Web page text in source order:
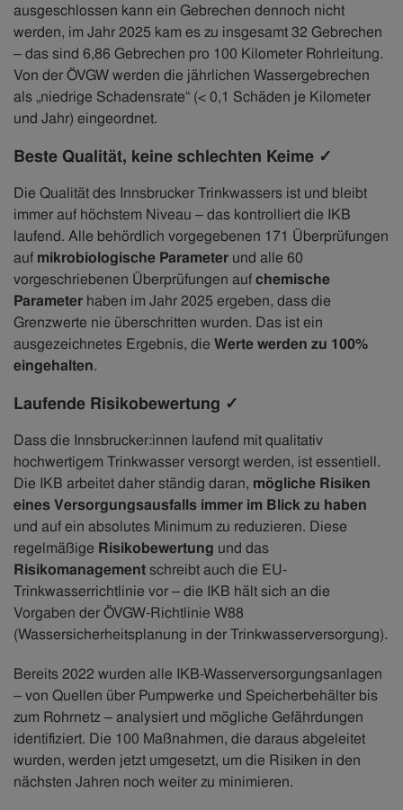
ausgeschlossen kann ein Gebrechen dennoch nicht
werden, im Jahr 2025 kam es zu insgesamt 32 Gebrechen
– das sind 6,86 Gebrechen pro 100 Kilometer Rohrleitung.
Von der ÖVGW werden die jährlichen Wassergebrechen
als „niedrige Schadensrate“ (< 0,1 Schäden je Kilometer
und Jahr) eingeordnet.
Beste Qualität, keine schlechten Keime ✓
Die Qualität des Innsbrucker Trinkwassers ist und bleibt
immer auf höchstem Niveau – das kontrolliert die IKB
laufend. Alle behördlich vorgegebenen 171 Überprüfungen
auf mikrobiologische Parameter und alle 60
vorgeschriebenen Überprüfungen aufchemische
Parameter haben im Jahr 2025 ergeben, dass die
Grenzwerte nie überschritten wurden. Das ist ein
ausgezeichnetes Ergebnis, die Werte werden zu 100%
eingehalten.
Laufende Risikobewertung ✓
Dass die Innsbrucker:innen laufend mit qualitativ
hochwertigem Trinkwasser versorgt werden, ist essentiell.
Die IKB arbeitet daher ständig daran, mögliche Risiken
eines Versorgungsausfalls immer im Blick zu haben
und auf ein absolutes Minimum zu reduzieren. Diese
regelmäßige Risikobewertung und das
Risikomanagementschreibt auch die EU-
Trinkwasserrichtlinie vor – die IKB hält sich an die
Vorgaben der ÖVGW-Richtlinie W88
(Wassersicherheitsplanung in der Trinkwasserversorgung).
Bereits 2022 wurden alle IKB-Wasserversorgungsanlagen
– von Quellen über Pumpwerke und Speicherbehälter bis
zum Rohrnetz – analysiert und mögliche Gefährdungen
identifiziert. Die 100 Maßnahmen, die daraus abgeleitet
wurden, werden jetzt umgesetzt, um die Risiken in den
nächsten Jahren noch weiter zu minimieren.